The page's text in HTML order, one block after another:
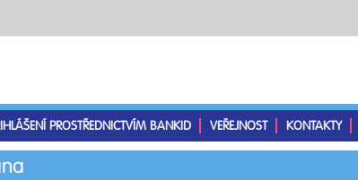
PROSTŘEDNICTVÍM BANKID VEŘEJNOST KONTAKTY